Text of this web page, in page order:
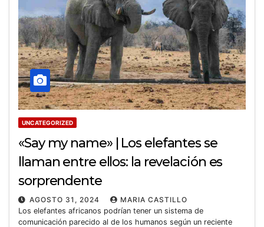
UNCATEGORIZED
«Say my name» | Los elefantes se
llaman entre ellos: la revelación es
sorprendente
AGOSTO 31, 2024
MARIA CASTILLO
Los elefantes africanos podrían tener un sistema de
comunicación parecido al de los humanos según un reciente